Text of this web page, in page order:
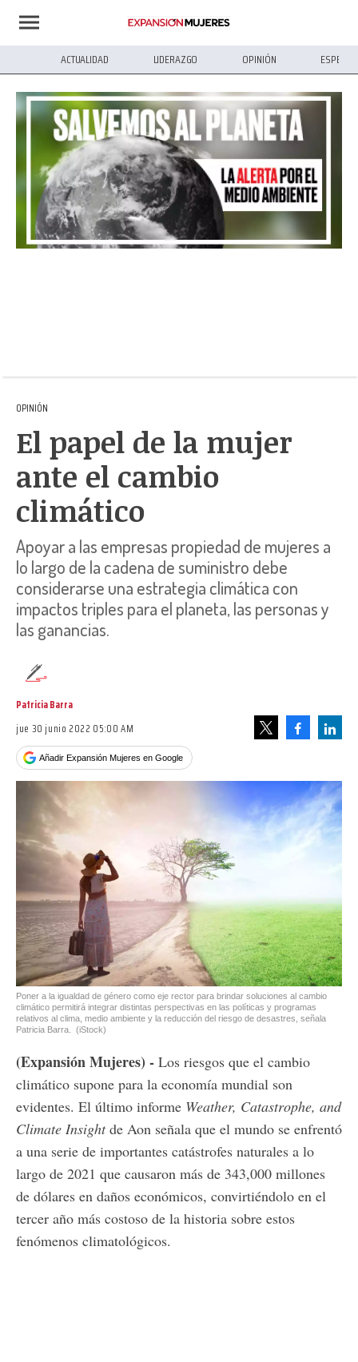
ACTUALIDAD LIDERAZGO OPINIÓN
OPINIÓN
El papel de la mujer
ante el cambio
climático
Apoyar a las empresas propiedad de mujeres a
lo largo de la cadena de suministro debe
considerarse una estrategia climática con
impactos triples para el planeta, las personas y
las ganancias.
Patricia Barra
jue 30 junio 2022 05:00 AM
Añadir Expansión Mujeres en Google
Facebook
Poner a la igualdad de género como eje rector para brindar soluciones al cambio
climático permitirá integrar distintas perspectivas en las políticas y programas
relativos al clima, medio ambiente y la reducción del riesgo de desastres, señala
Patricia Barra.
(iStock)
(Expansión Mujeres) - Los riesgos que el cambio
climático supone para la economía mundial son
evidentes. El último informe Weather, Catastrophe, and
Climate Insightde Aon señala que el mundo se enfrentó
a una serie de importantes catástrofes naturales a lo
largo de 2021 que causaron más de 343,000 millones
de dólares en daños económicos, convirtiéndolo en el
tercer año más costoso de la historia sobre estos
fenómenos climatológicos.